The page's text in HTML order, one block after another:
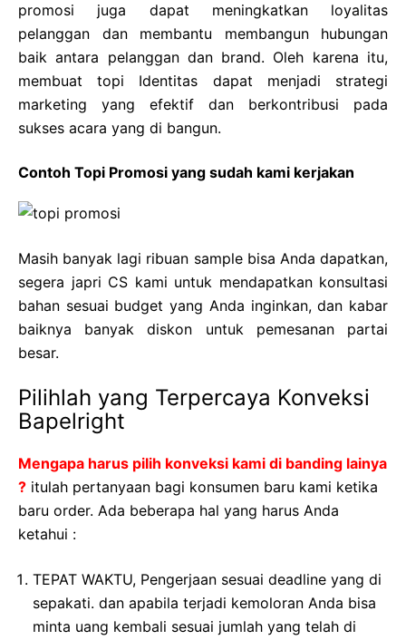
promosi juga dapat meningkatkan loyalitas
pelanggan dan membantu membangun hubungan
baik antara pelanggan dan brand. Oleh karena itu,
membuat topi Identitas dapat menjadi strategi
marketing yang efektif dan berkontribusi pada
sukses acara yang di bangun.
Contoh Topi Promosi yang sudah kami kerjakan
Masih banyak lagi ribuan sample bisa Anda dapatkan,
segera japri CS kami untuk mendapatkan konsultasi
bahan sesuai budget yang Anda inginkan, dan kabar
baiknya banyak diskon untuk pemesanan partai
besar.
Pilihlah yang Terpercaya Konveksi
Bapelright
Mengapa harus pilih konveksi kami di banding lainya
? itulah pertanyaan bagi konsumen baru kami ketika
baru order. Ada beberapa hal yang harus Anda
ketahui :
TEPAT WAKTU, Pengerjaan sesuai deadline yang di
sepakati. dan apabila terjadi kemoloran Anda bisa
minta uang kembali sesuai jumlah yang telah di